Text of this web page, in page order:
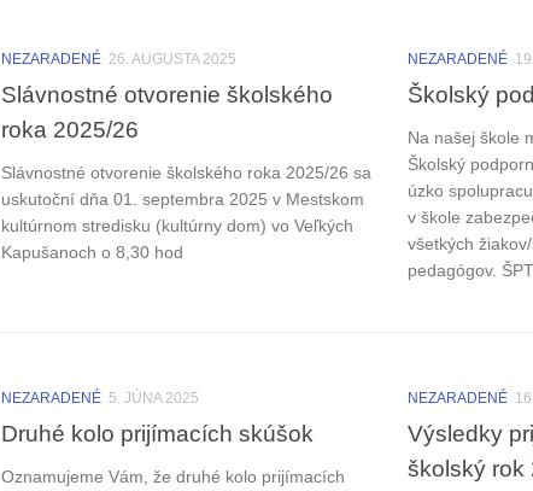
NEZARADENÉ 26. AUGUSTA 2025
Slávnostné otvorenie školského
roka 2025/26
Slávnostné otvorenie školského roka 2025/26 sa
uskutoční dňa 01. septembra 2025 v Mestskom
kultúrnom stredisku (kultúrny dom) vo Veľkých
Kapušanoch o 8,30 hod
NEZARADENÉ
Školský
Na našej škole
Školský
úzko
v škole
všetkých
pedagógov.
NEZARADENÉ 5. JÚNA 2025
Druhé kolo prijímacích skúšok
Oznamujeme Vám, že druhé kolo prijímacích
NEZARADENÉ
Výsledky
školský rok